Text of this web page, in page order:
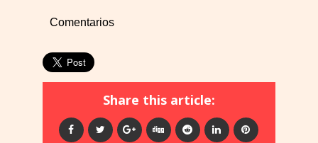
Comentarios
Share this article: